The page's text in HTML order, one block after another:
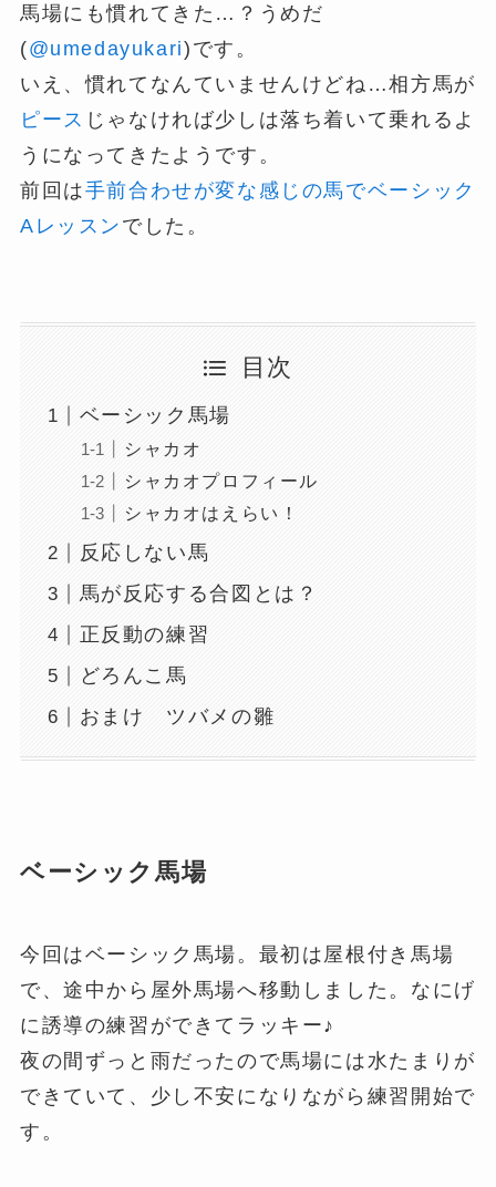
馬場にも慣れてきた…？うめだ
(@umedayukari)です。
いえ、慣れてなんていませんけどね…相方馬が
ピース じゃなければ少しは落ち着いて乗れるよ
うになってきたようです。
前回は手前合わせが変な感じの馬でベーシック
Aレッスン でした。
目次
ベーシック馬場
シャカオ
シャカオプロフィール
シャカオはえらい！
反応しない馬
馬が反応する合図とは？
正反動の練習
どろんこ馬
おまけ ツバメの雛
ベーシック馬場
今回はベーシック馬場。最初は屋根付き馬場
で、途中から屋外馬場へ移動しました。なにげ
に誘導の練習ができてラッキー♪
夜の間ずっと雨だったので馬場には水たまりが
できていて、少し不安になりながら練習開始で
す。